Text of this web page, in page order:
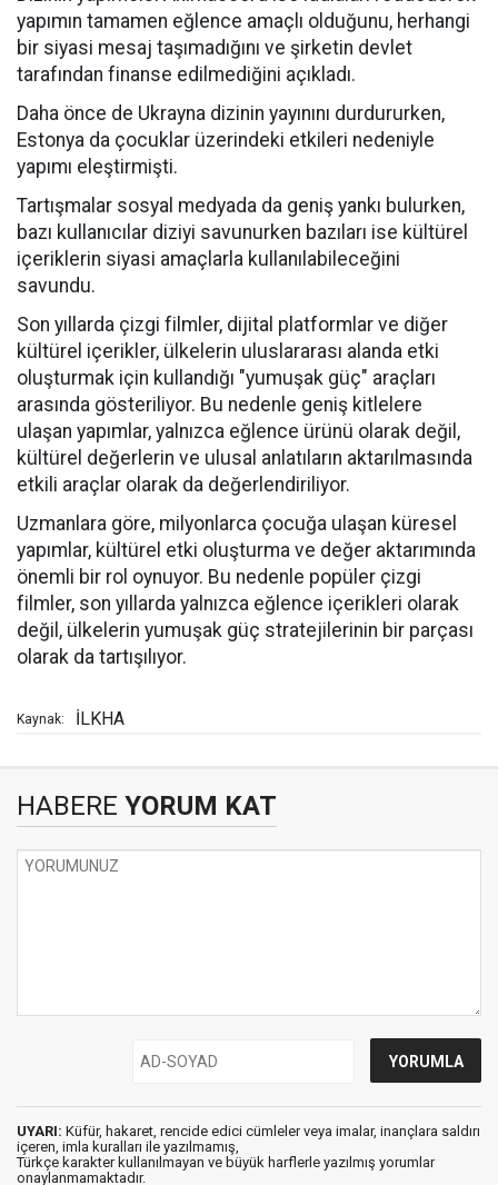
yapımın tamamen eğlence amaçlı olduğunu, herhangi
bir siyasi mesaj taşımadığını ve şirketin devlet
tarafından finanse edilmediğini açıkladı.
Daha önce de Ukrayna dizinin yayınını durdururken,
Estonya da çocuklar üzerindeki etkileri nedeniyle
yapımı eleştirmişti.
Tartışmalar sosyal medyada da geniş yankı bulurken,
bazı kullanıcılar diziyi savunurken bazıları ise kültürel
içeriklerin siyasi amaçlarla kullanılabileceğini
savundu.
Son yıllarda çizgi filmler, dijital platformlar ve diğer
kültürel içerikler, ülkelerin uluslararası alanda etki
oluşturmak için kullandığı "yumuşak güç" araçları
arasında gösteriliyor. Bu nedenle geniş kitlelere
ulaşan yapımlar, yalnızca eğlence ürünü olarak değil,
kültürel değerlerin ve ulusal anlatıların aktarılmasında
etkili araçlar olarak da değerlendiriliyor.
Uzmanlara göre, milyonlarca çocuğa ulaşan küresel
yapımlar, kültürel etki oluşturma ve değer aktarımında
önemli bir rol oynuyor. Bu nedenle popüler çizgi
filmler, son yıllarda yalnızca eğlence içerikleri olarak
değil, ülkelerin yumuşak güç stratejilerinin bir parçası
olarak da tartışılıyor.
Kaynak: İLKHA
HABERE YORUM KAT
UYARI: Küfür, hakaret, rencide edici cümleler veya imalar, inançlara saldırı
içeren, imla kuralları ile yazılmamış,
Türkçe karakter kullanılmayan ve büyük harflerle yazılmış yorumlar
onaylanmamaktadır.